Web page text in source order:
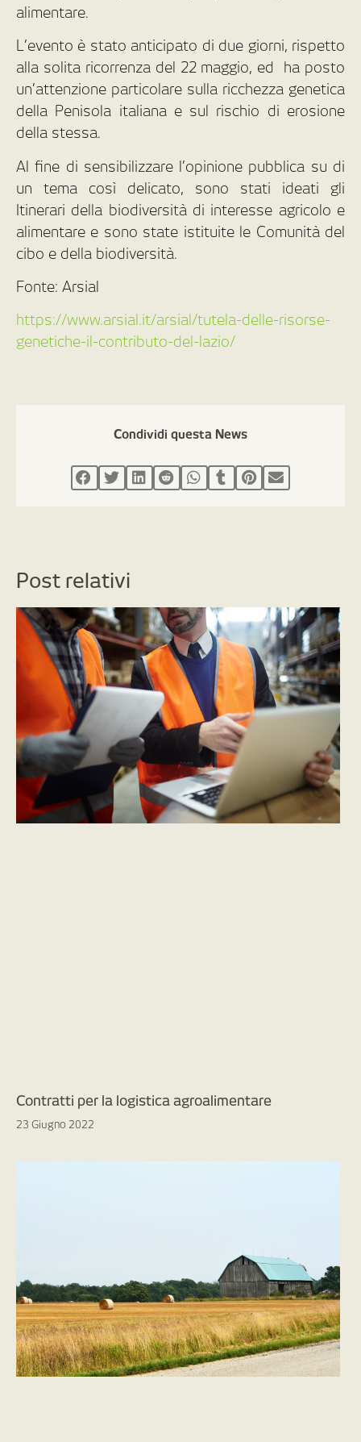
alimentare.
L’evento è stato anticipato di due giorni, rispetto
alla solita ricorrenza del 22 maggio, ed ha posto
un’attenzione particolare sulla ricchezza genetica
della Penisola italiana e sul rischio di erosione
della stessa.
Al fine di sensibilizzare l’opinione pubblica su di
un tema così delicato, sono stati ideati gli
Itinerari della biodiversità di interesse agricolo e
alimentare e sono state istituite le Comunità del
cibo e della biodiversità.
Fonte: Arsial
https://www.arsial.it/arsial/tutela-delle-risorse-
genetiche-il-contributo-del-lazio/
Condividi questa News
Post relativi
Contratti per la logistica agroalimentare
23 Giugno 2022